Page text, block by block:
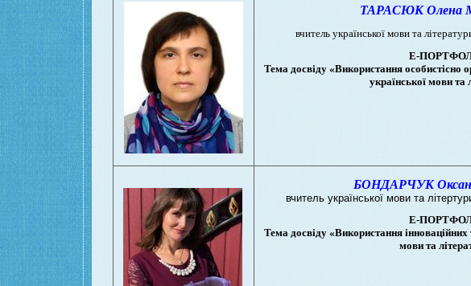
ТАРАСЮК Олена
вчитель української мови та
Е-
Тема досвіду «Використання особистісно
української мови та
БОНДАРЧУК
вчитель української мови та
Е-
Тема досвіду «Використання інноваційних
мови та